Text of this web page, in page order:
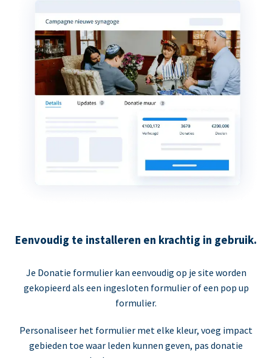
Eenvoudig te installeren en krachtig in gebruik.
Je Donatie formulier kan eenvoudig op je site worden
gekopieerd als een ingesloten formulier of een pop up
formulier.
Personaliseer het formulier met elke kleur, voeg impact
gebieden toe waar leden kunnen geven, pas donatie